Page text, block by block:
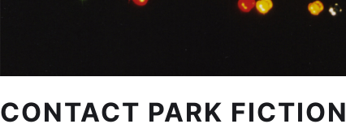
CONTACT PARK FICTION